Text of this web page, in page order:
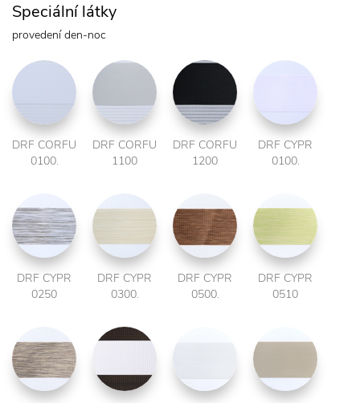
Speciální látky
provedení den-noc
DRF CORFU
0100.
DRF CORFU
1100
DRF CORFU
1200
DRF CYPR
0100.
DRF CYPR
0250
DRF CYPR
0300.
DRF CYPR
0500.
DRF CYPR
0510